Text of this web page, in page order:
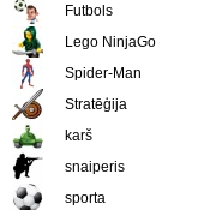
Futbols
Lego NinjaGo
Spider-Man
Stratēģija
karš
snaiperis
sporta